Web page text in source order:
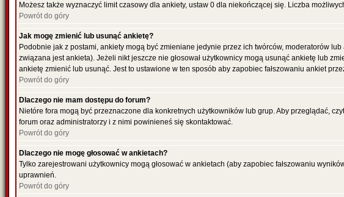
Możesz także wyznaczyć limit czasowy dla ankiety, ustaw 0 dla niekończącej się. Liczba
Powrót do góry
Jak mogę zmienić lub usunąć ankietę?
Podobnie jak z postami, ankiety mogą być zmieniane jedynie przez ich twórców, moderatorów
związana jest ankieta). Jeżeli nikt jeszcze nie głosował użytkownicy mogą usunąć ankietę lub
ankietę zmienić lub usunąć. Jest to ustawione w ten sposób aby zapobiec fałszowaniu ankiet
Powrót do góry
Dlaczego nie mam dostępu do forum?
Nietóre fora mogą być przeznaczone dla konkretnych użytkowników lub grup. Aby przeglądać,
forum oraz administratorzy i z nimi powinieneś się skontaktować.
Powrót do góry
Dlaczego nie mogę głosować w ankietach?
Tylko zarejestrowani użytkownicy mogą głosować w ankietach (aby zapobiec fałszowaniu
uprawnień.
Powrót do góry